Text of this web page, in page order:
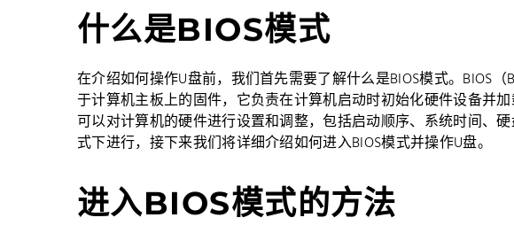
什么是BIOS模式
在介绍如何操作U盘前，我们首先需要了解什么是BIOS模式。BIOS
于计算机主板上的固件，它负责在计算机启动时初始化硬件设备并
可以对计算机的硬件进行设置和调整，包括启动顺序、系统时间、
式下进行，接下来我们将详细介绍如何进入BIOS模式并操作U盘。
进入BIOS模式的方法